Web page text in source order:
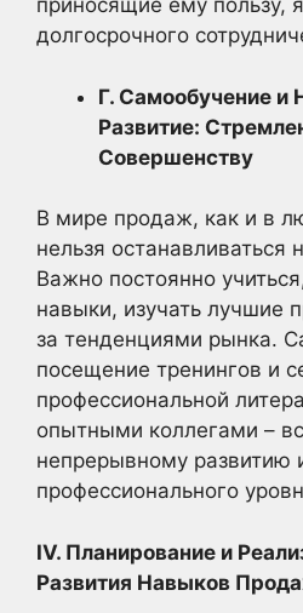
приносящие ему пользу,
долгосрочного
Г. Самообучение и
Развитие:
Совершенству
В мире продаж, как и в
нельзя останавливаться
Важно постоянно
навыки, изучать лучшие
за тенденциями рынка.
посещение тренингов и
профессиональной
опытными коллегами –
непрерывному
профессионального
IV. Планирование и
Развития Навыков